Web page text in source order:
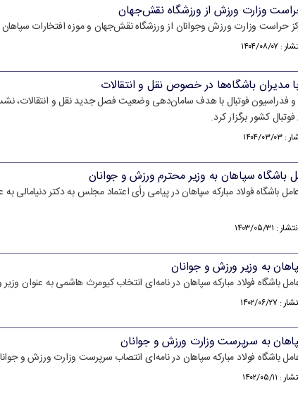
وزارت ورزش از ورزشگاه نقش‌جهان
حراست وزارت ورزش وجوانان از ورزشگاه نقش‌جهان و موزه افتخارات سپاهان
باشگاه‌ها در خصوص نقل و انتقالات
فدراسیون فوتبال با هدف سامان‌دهی‌ وضعیت فصل جدید نقل و انتقالات،
کشور برگزار کرد.
باشگاه سپاهان به وزیر محترم ورزش و جوانان
باشگاه فولاد مبارکه سپاهان در پیامی رأی اعتماد مجلس به دکتر دنیامالی
به وزیر ورزش و جوانان
باشگاه فولاد مبارکه سپاهان در نامه‌ای انتخاب کیومرث هاشمی به عنوان
به سرپرست وزارت ورزش و جوانان
باشگاه فولاد مبارکه سپاهان در نامه‌ای انتصاب سرپرست وزارت ورزش و